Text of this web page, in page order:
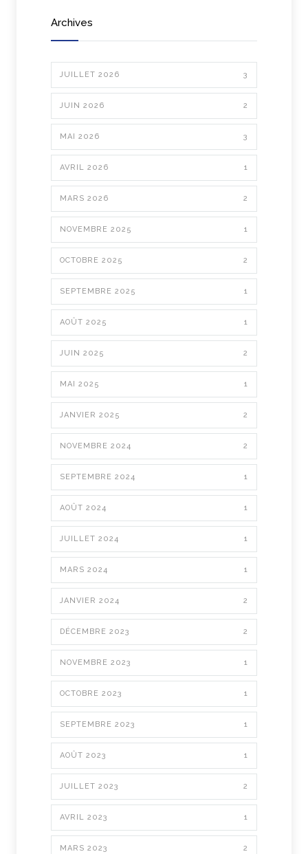
Archives
JUILLET 2026 3
JUIN 2026 2
MAI 2026 3
AVRIL 2026 1
MARS 2026 2
NOVEMBRE 2025 1
OCTOBRE 2025 2
SEPTEMBRE 2025 1
AOÛT 2025 1
JUIN 2025 2
MAI 2025 1
JANVIER 2025 2
NOVEMBRE 2024 2
SEPTEMBRE 2024 1
AOÛT 2024 1
JUILLET 2024 1
MARS 2024 1
JANVIER 2024 2
DÉCEMBRE 2023 2
NOVEMBRE 2023 1
OCTOBRE 2023 1
SEPTEMBRE 2023 1
AOÛT 2023 1
JUILLET 2023 2
AVRIL 2023 1
MARS 2023 2